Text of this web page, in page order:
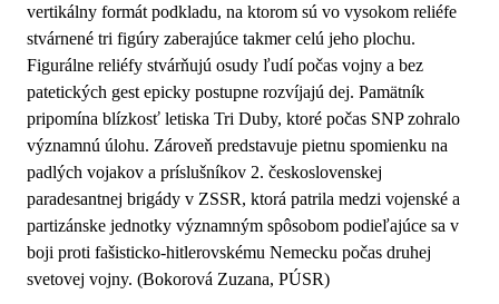
vertikálny formát podkladu, na ktorom sú vo vysokom reliéfe
stvárnené tri figúry zaberajúce takmer celú jeho plochu.
Figurálne reliéfy stvárňujú osudy ľudí počas vojny a bez
patetických gest epicky postupne rozvíjajú dej. Pamätník
pripomína blízkosť letiska Tri Duby, ktoré počas SNP zohralo
významnú úlohu. Zároveň predstavuje pietnu spomienku na
padlých vojakov a príslušníkov 2. československej
paradesantnej brigády v ZSSR, ktorá patrila medzi vojenské a
partizánske jednotky významným spôsobom podieľajúce sa v
boji proti fašisticko-hitlerovskému Nemecku počas druhej
svetovej vojny. (Bokorová Zuzana, PÚSR)